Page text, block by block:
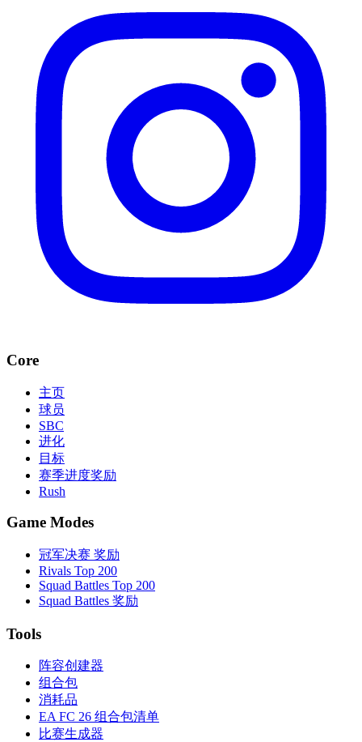
Core
主页
球员
SBC
进化
目标
赛季进度奖励
Rush
Game Modes
冠军决赛 奖励
Rivals Top 200
Squad Battles Top 200
Squad Battles 奖励
Tools
阵容创建器
组合包
消耗品
EA FC 26 组合包清单
比赛生成器